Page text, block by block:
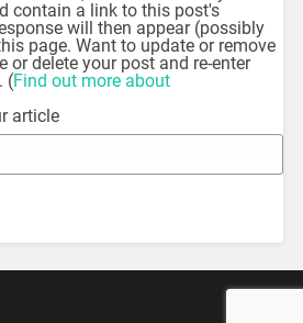
contain a link to this post's
will then appear (possibly
page. Want to update or remove
or delete your post and re-enter
(Find out more about
article